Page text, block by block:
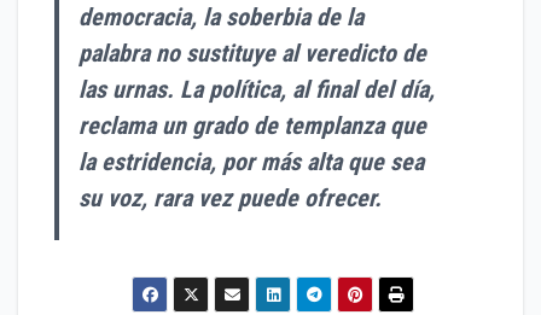
democracia, la soberbia de la
palabra no sustituye al veredicto de
las urnas. La política, al final del día,
reclama un grado de templanza que
la estridencia, por más alta que sea
su voz, rara vez puede ofrecer.